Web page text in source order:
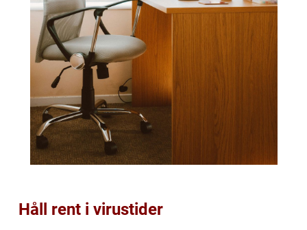
Håll rent i virustider